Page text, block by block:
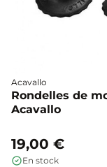
Acavallo
Rondelles de
Acavallo
19,00 €
En stock